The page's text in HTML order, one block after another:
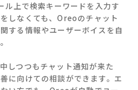
ル上で検索キーワードを入力す
しなくても、Oreoのチャット
する情報やユーザーボイスを自
しつつもチャット通知が来た
に向けての相談ができます。エ